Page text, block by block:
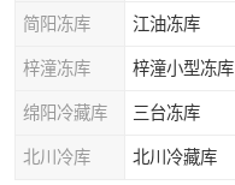
简阳冻库 江油冻库
梓潼冻库 梓潼小型冻库
绵阳冷藏库 三台冻库
北川冷库 北川冷藏库